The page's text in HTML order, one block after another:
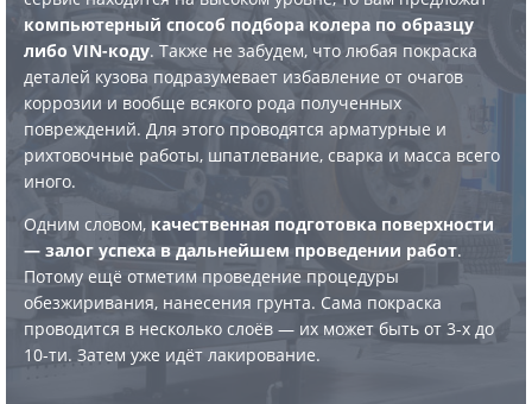
компьютерный способ подбора колера по образцу
либо VIN-коду. Также не забудем, что любая покраска
деталей кузова подразумевает избавление от очагов
коррозии и вообще всякого рода полученных
повреждений. Для этого проводятся арматурные и
рихтовочные работы, шпатлевание, сварка и масса всего
иного.
Одним словом, качественная подготовка поверхности
— залог успеха в дальнейшем проведении работ.
Потому ещё отметим проведение процедуры
обезжиривания, нанесения грунта. Сама покраска
проводится в несколько слоёв — их может быть от 3-х до
10-ти. Затем уже идёт лакирование.